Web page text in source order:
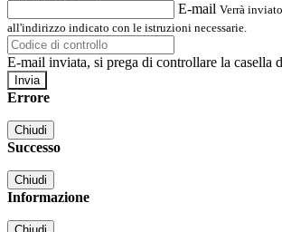
E-mail Verrà
all'indirizzo indicato con le istruzioni necessarie.
E-mail inviata, si prega di controllare la casella
Errore
Chiudi
Successo
Chiudi
Informazione